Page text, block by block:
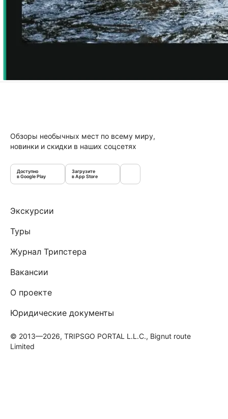
Обзоры необычных мест по всему миру,
новинки и скидки в наших соцсетях
Доступно
в Google Play
Загрузите
в App Store
Экскурсии
Туры
Журнал Трипстера
Вакансии
О проекте
Юридические документы
© 2013—2026, TRIPSGO PORTAL L.L.C., Bignut route
Limited